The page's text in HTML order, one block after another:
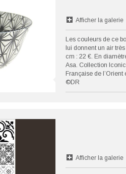
Afficher la galerie
Les couleurs de ce
lui donnent un air
cm : 22 €. En
Asa. Collection
Française de l’Orient
©DR
Afficher la galerie